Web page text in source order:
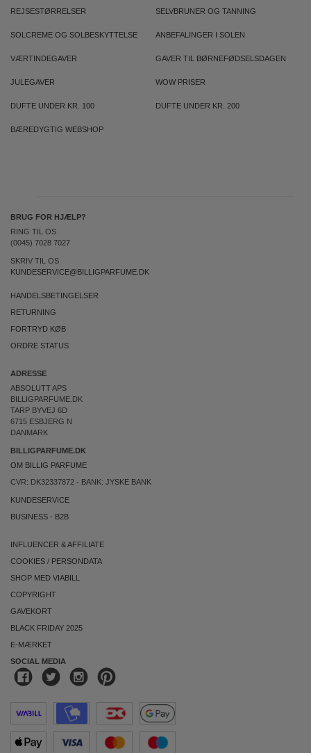
REJSESTØRRELSER SELVBRUNER OG TANNING
SOLCREME OG SOLBESKYTTELSE ANBEFALINGER I SOLEN
VÆRTINDEGAVER GAVER TIL BØRNEFØDSELSDAGEN
JULEGAVER WOW PRISER
DUFTE UNDER KR. 100 DUFTE UNDER KR. 200
BÆREDYGTIG WEBSHOP
BRUG FOR HJÆLP?
RING TIL OS
(0045) 7028 7027
SKRIV TIL OS
KUNDESERVICE@BILLIGPARFUME.DK
HANDELSBETINGELSER
RETURNING
FORTRYD KØB
ORDRE STATUS
ADRESSE
ABSOLUTT APS
BILLIGPARFUME.DK
TARP BYVEJ 6D
6715 ESBJERG N
DANMARK
BILLIGPARFUME.DK
OM BILLIG PARFUME
CVR: DK32337872 - BANK: JYSKE BANK
KUNDESERVICE
BUSINESS - B2B
INFLUENCER & AFFILIATE
COOKIES / PERSONDATA
SHOP MED VIABILL
COPYRIGHT
GAVEKORT
BLACK FRIDAY 2025
E-MÆRKET
SOCIAL MEDIA